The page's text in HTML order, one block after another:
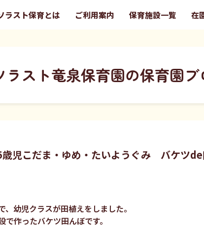
ラスト保育とは ご利用案内 保育施設一覧 在
ラスト竜泉保育園の保育園ブ
児こだま・ゆめ・たいようぐみ バケツ
幼児クラスが田植えをしました。
作ったバケツ田んぼです。